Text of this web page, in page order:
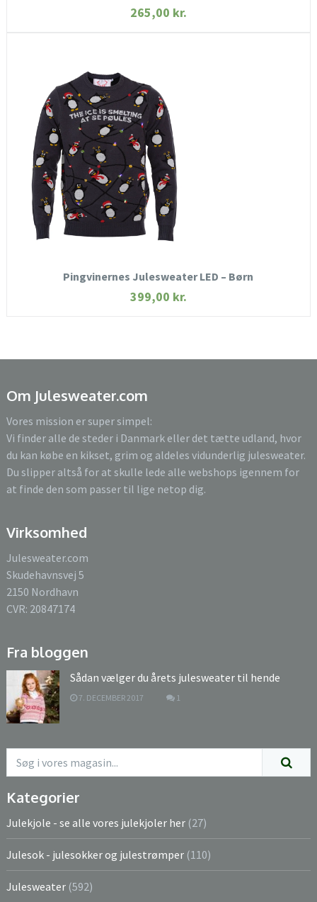
265,00 kr.
HURTIGT KIG
SE MERE
KØB NU
Pingvinernes Julesweater LED – Børn
399,00 kr.
Om Julesweater.com
Vores mission er super simpel:
Vi finder alle de steder i Danmark eller det tætte udland, hvor
du kan købe en kikset, grim og aldeles vidunderlig julesweater.
Du slipper altså for at skulle lede alle webshops igennem for
at finde den som passer til lige netop dig.
Virksomhed
Julesweater.com
Skudehavnsvej 5
2150 Nordhavn
CVR: 20847174
Fra bloggen
Sådan vælger du årets julesweater til hende
7. DECEMBER 2017 1
Kategorier
Julekjole - se alle vores julekjoler her (27)
Julesok - julesokker og julestrømper (110)
Julesweater (592)